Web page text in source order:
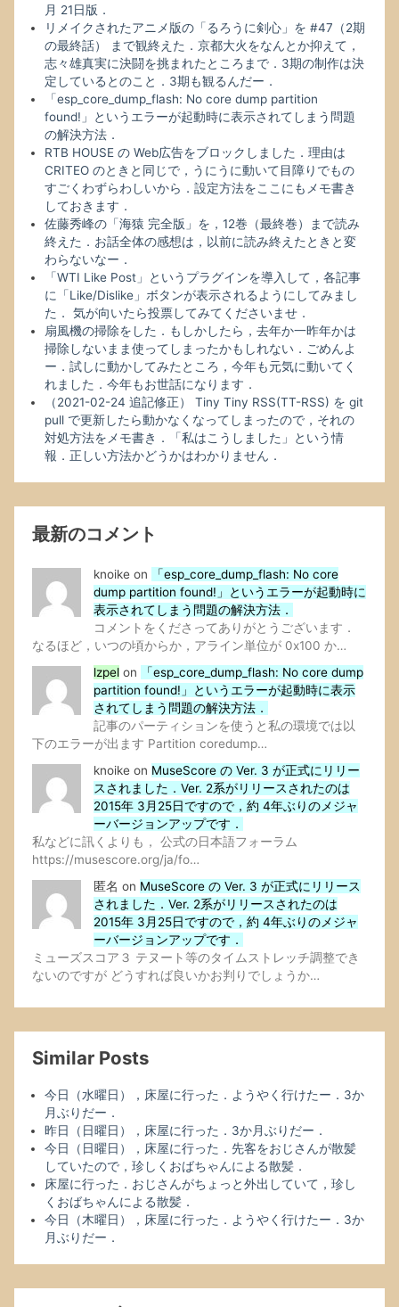
月 21日版．
リメイクされたアニメ版の「るろうに剣心」を #47（2期
の最終話） まで観終えた．京都大火をなんとか抑えて，
志々雄真実に決闘を挑まれたところまで．3期の制作は決
定しているとのこと．3期も観るんだー．
「esp_core_dump_flash: No core dump partition
found!」というエラーが起動時に表示されてしまう問題
の解決方法．
RTB HOUSE の Web広告をブロックしました．理由は
CRITEO のときと同じで，うにうに動いて目障りでもの
すごくわずらわしいから．設定方法をここにもメモ書き
しておきます．
佐藤秀峰の「海猿 完全版」を，12巻（最終巻）まで読み
終えた．お話全体の感想は，以前に読み終えたときと変
わらないなー．
「WTI Like Post」というプラグインを導入して，各記事
に「Like/Dislike」ボタンが表示されるようにしてみまし
た． 気が向いたら投票してみてくださいませ．
扇風機の掃除をした．もしかしたら，去年か一昨年かは
掃除しないまま使ってしまったかもしれない．ごめんよ
ー．試しに動かしてみたところ，今年も元気に動いてく
れました．今年もお世話になります．
（2021-02-24 追記修正） Tiny Tiny RSS(TT-RSS) を git
pull で更新したら動かなくなってしまったので，それの
対処方法をメモ書き．「私はこうしました」という情
報．正しい方法かどうかはわかりません．
最新のコメント
knoike on
「esp_core_dump_flash: No core
dump partition found!」というエラーが起動時に
表示されてしまう問題の解決方法．
コメントをくださってありがとうございます．
なるほど，いつの頃からか，アライン単位が 0x100 か…
lzpel on
「esp_core_dump_flash: No core dump
partition found!」というエラーが起動時に表示
されてしまう問題の解決方法．
記事のパーティションを使うと私の環境では以
下のエラーが出ます Partition coredump…
knoike on MuseScore の Ver. 3 が正式にリリー
スされました．Ver. 2系がリリースされたのは
2015年 3月25日ですので，約 4年ぶりのメジャ
ーバージョンアップです．
私などに訊くよりも， 公式の日本語フォーラム
https://musescore.org/ja/fo…
匿名 on MuseScore の Ver. 3 が正式にリリース
されました．Ver. 2系がリリースされたのは
2015年 3月25日ですので，約 4年ぶりのメジャ
ーバージョンアップです．
ミューズスコア３ テヌート等のタイムストレッチ調整でき
ないのですが どうすれば良いかお判りでしょうか…
Similar Posts
今日（水曜日），床屋に行った．ようやく行けたー．3か
月ぶりだー．
昨日（日曜日），床屋に行った．3か月ぶりだー．
今日（日曜日），床屋に行った．先客をおじさんが散髪
していたので，珍しくおばちゃんによる散髪．
床屋に行った．おじさんがちょっと外出していて，珍し
くおばちゃんによる散髪．
今日（木曜日），床屋に行った．ようやく行けたー．3か
月ぶりだー．